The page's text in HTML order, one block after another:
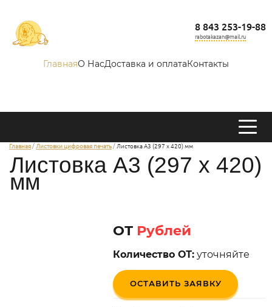
ГлавнаяО НасДоставка и оплатаКонтакты
8 843 253-19-88
rabotakazan@mail.ru
Главная Листовки цифровая печать Листовка А3 (297 х 420) мм
Листовка А3 (297 х 420)
мм
ОТ Рублей
Количество ОТ: уточняйте
ОСТАВИТЬ ЗАЯВКУ